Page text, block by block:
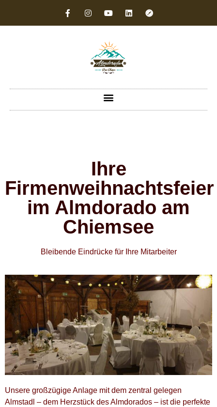
Ihre
Firmenweihnachtsfeier
im Almdorado am
Chiemsee
Bleibende Eindrücke für Ihre Mitarbeiter
Unsere großzügige Anlage mit dem zentral gelegen
Almstadl – dem Herzstück des Almdorados – ist die perfekte